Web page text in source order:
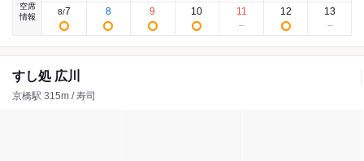
空席
情報
8/7 8 9 10 11 12 13
すし処 広川
京橋駅 315m / 寿司